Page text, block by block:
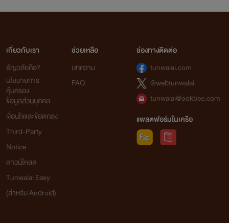
เกี่ยวกับเรา
ธัญวลัยคือ?
นโยบายการ
คุ้มครอง
ข้อมูลส่วนบุคคล
เงื่อนไขและข้อตกลง
Third-Party
Notice
ดาวน์โหลด
Tunwalai Easy
(สำหรับ Android)
ช่วยเหลือ
บทความ
FAQ
ช่องทางติดต่อ
tunwalai.com
@webtunwalai
tunwalai@ookbee.com
แพลตฟอร์มในเครือ